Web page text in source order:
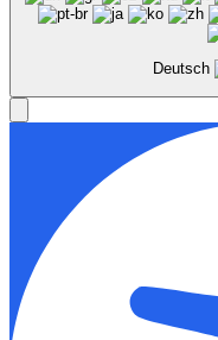
Deutsch